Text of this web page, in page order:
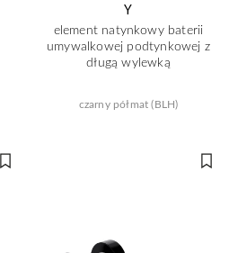
Y
element natynkowy baterii
umywalkowej podtynkowej z
długą wylewką
czarny półmat (BLH)